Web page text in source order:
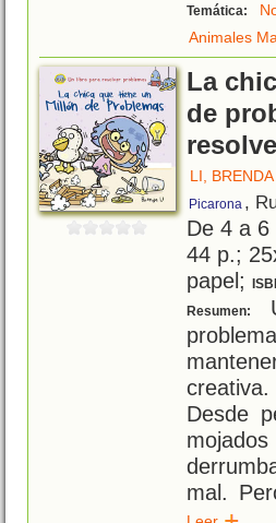
Temática:
Animales
La
de
LI, BRENDA
Picarona ,
De 4 a
44 p.;
papel;
Resumen:
Desde
mal.